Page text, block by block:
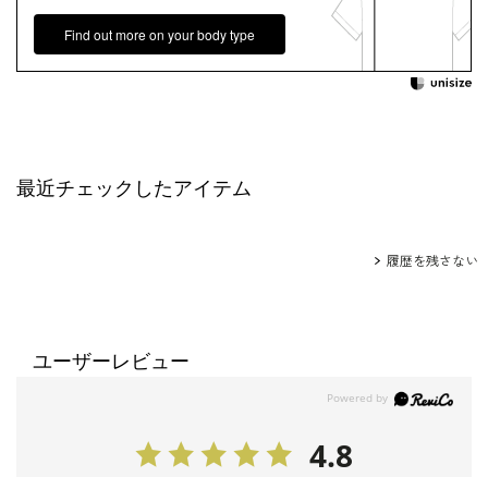
Find out more on your body type
最近チェックしたアイテム
履歴を残さない
ユーザーレビュー
4.8